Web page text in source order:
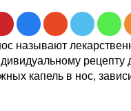
называют
капель в нос,